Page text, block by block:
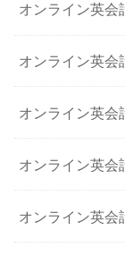
オンライン英会
オンライン英会
オンライン英会
オンライン英会
オンライン英会